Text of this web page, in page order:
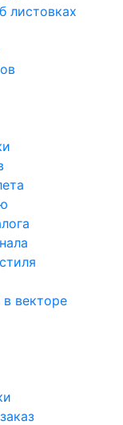
листовках
векторе